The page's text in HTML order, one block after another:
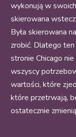
wykonują w
skierowana
Była skierowana
zrobić. Dlatego
stronie Chicago
wszyscy
wartości, które
które przetrwają,
ostatecznie